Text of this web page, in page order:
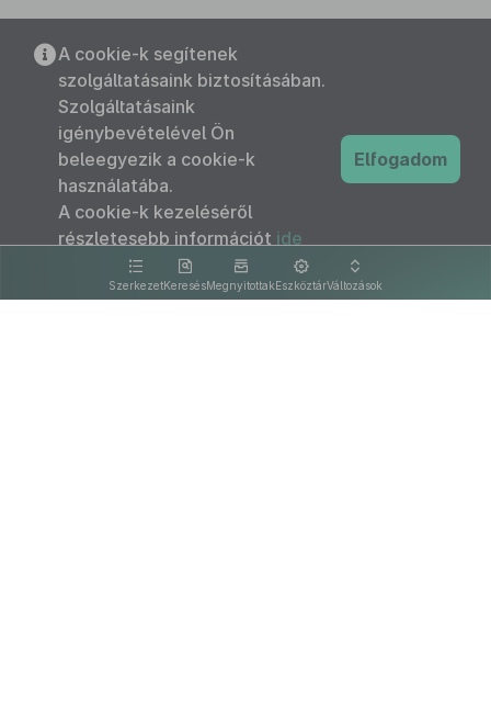
SzerkezetKeresésMegnyitottakEszköztárVáltozások
A cookie-k segítenek
szolgáltatásaink biztosításában.
Szolgáltatásaink
igénybevételével Ön
beleegyezik a cookie-k
használatába.
A cookie-k kezeléséről
részletesebb információt ide
kattintva olvashat.
Elfogadom